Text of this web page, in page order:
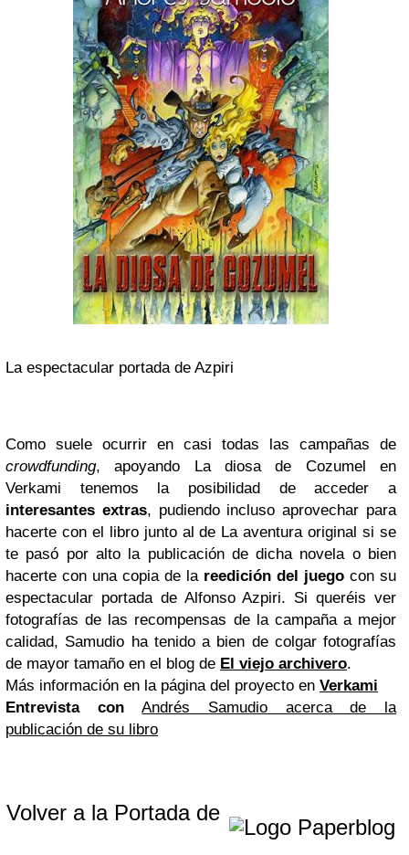
La espectacular portada de Azpiri
Como suele ocurrir en casi todas las campañas de
crowdfunding, apoyando La diosa de Cozumel en
Verkami tenemos la posibilidad de acceder a
interesantes extras, pudiendo incluso aprovechar para
hacerte con el libro junto al de La aventura original si se
te pasó por alto la publicación de dicha novela o bien
hacerte con una copia de la reedición del juego con su
espectacular portada de Alfonso Azpiri. Si queréis ver
fotografías de las recompensas de la campaña a mejor
calidad, Samudio ha tenido a bien de colgar fotografías
de mayor tamaño en el blog de El viejo archivero.
Más información en la página del proyecto en Verkami
Entrevista conAndrés Samudio acerca de la
publicación de su libro
Volver a la Portada de